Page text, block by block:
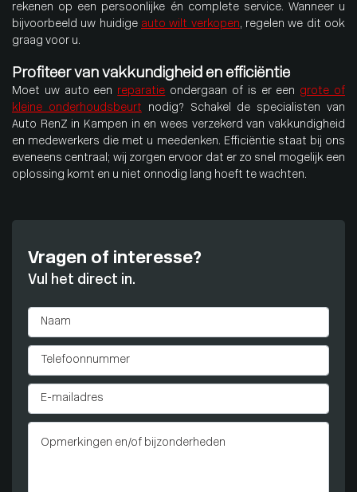
rekenen op een persoonlijke én complete service. Wanneer u
bijvoorbeeld uw huidige auto wilt verkopen, regelen we dit ook
graag voor u.
Profiteer van vakkundigheid en efficiëntie
Moet uw auto een reparatie ondergaan of is er een grote of
kleine onderhoudsbeurt nodig? Schakel de specialisten van
Auto RenZ in Kampen in en wees verzekerd van vakkundigheid
en medewerkers die met u meedenken. Efficiëntie staat bij ons
eveneens centraal; wij zorgen ervoor dat er zo snel mogelijk een
oplossing komt en u niet onnodig lang hoeft te wachten.
Vragen of interesse?
Vul het direct in.